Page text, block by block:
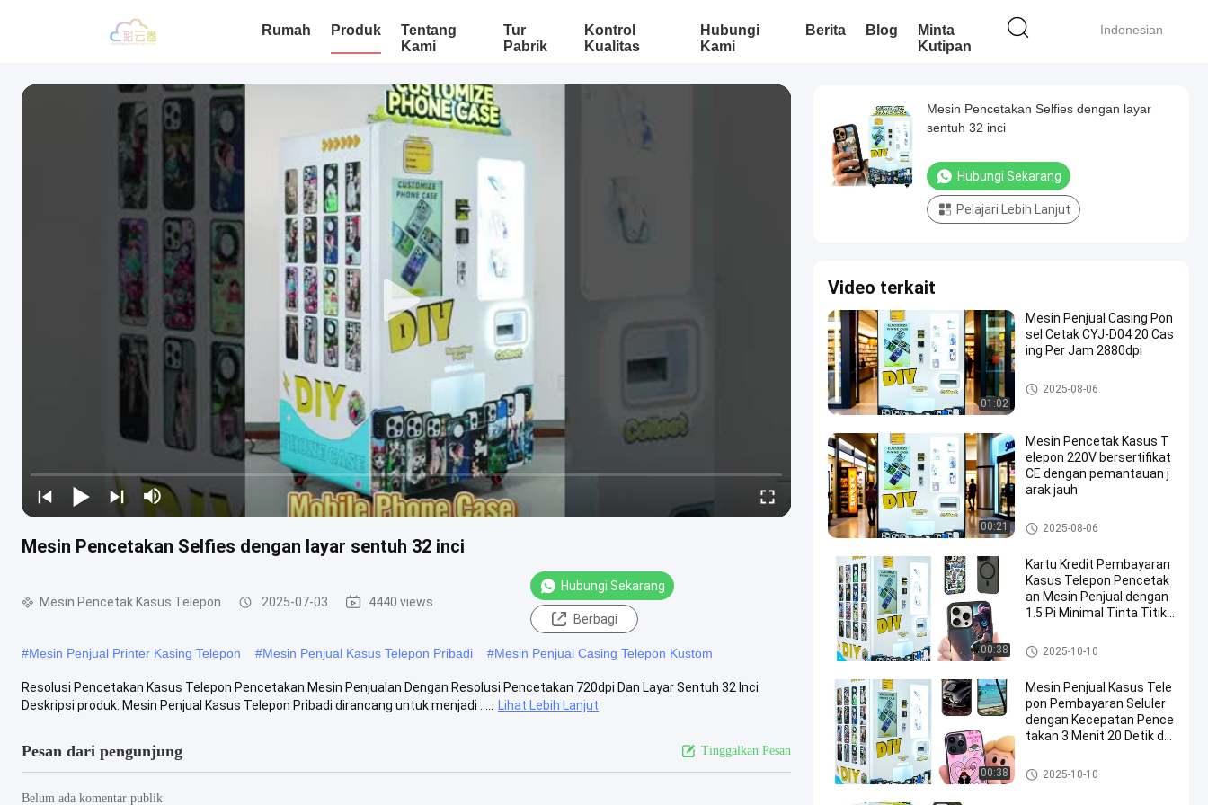
Indonesian
Rumah Produk
Tentang
Kami
Tur
Pabrik
Kontrol
Kualitas
Hubungi
Kami
Berita Blog
Minta
Kutipan
Mesin Pencetakan Selfies dengan layar sentuh 32 inci
Mesin Pencetak Kasus Telepon 2025-07-03 4440 views
Hubungi Sekarang
Berbagi
#Mesin Penjual Printer Kasing Telepon #Mesin Penjual Kasus Telepon Pribadi #Mesin Penjual Casing Telepon Kustom
Resolusi Pencetakan Kasus Telepon Pencetakan Mesin Penjualan Dengan Resolusi Pencetakan 720dpi Dan Layar Sentuh 32 Inci
Deskripsi produk: Mesin Penjual Kasus Telepon Pribadi dirancang untuk menjadi .....
Lihat Lebih Lanjut
Pesan dari pengunjung Tinggalkan Pesan
Belum ada komentar publik
Mesin Pencetakan Selfies dengan layar
sentuh 32 inci
Hubungi Sekarang
Pelajari Lebih Lanjut
Video terkait
01:02
Mesin Penjual Casing Pon
sel Cetak CYJ-D04 20 Cas
ing Per Jam 2880dpi
Mesin Pencetak Kasus Telepo
n
2025-08-06
00:21
Mesin Pencetak Kasus T
elepon 220V bersertifikat
CE dengan pemantauan j
arak jauh
Mesin Pencetak Kasus Telepo
n
2025-08-06
00:38
Kartu Kredit Pembayaran
Kasus Telepon Pencetak
an Mesin Penjual dengan
1.5 Pi Minimal Tinta Titik
etakan
Mesin Pencetak Kasus Telepo
n
2025-10-10
00:38
Mesin Penjual Kasus Tele
pon Pembayaran Seluler
dengan Kecepatan Pence
takan 3 Menit 20 Detik da
a
Mesin Pencetak Kasus Telepo
n
2025-10-10